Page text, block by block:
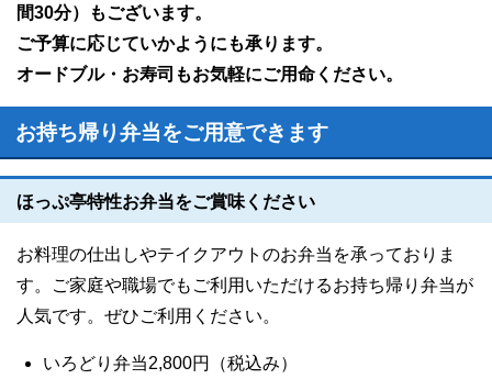
間30分）もございます。
ご予算に応じていかようにも承ります。
オードブル・お寿司もお気軽にご用命ください。
お持ち帰り弁当をご用意できます
ほっぷ亭特性お弁当をご賞味ください
お料理の仕出しやテイクアウトのお弁当を承っておりま
す。ご家庭や職場でもご利用いただけるお持ち帰り弁当が
人気です。ぜひご利用ください。
いろどり弁当2,800円（税込み）